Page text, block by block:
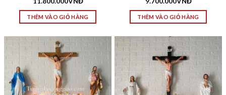
THÊM VÀO GIỎ HÀNG THÊM VÀO GIỎ HÀNG